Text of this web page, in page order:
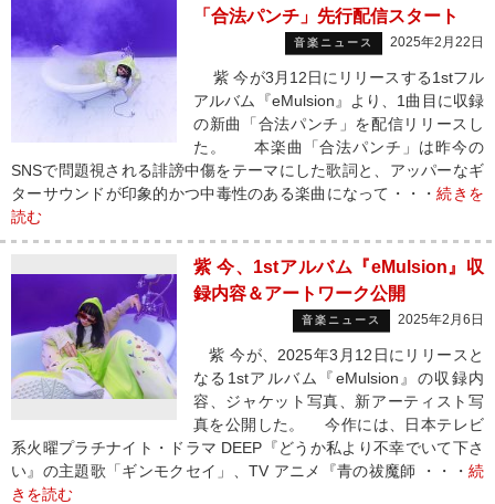
「合法パンチ」先行配信スタート
音楽ニュース 2025年2月22日
紫 今が3月12日にリリースする1stフル
アルバム『eMulsion』より、1曲目に収録
の新曲「合法パンチ」を配信リリースし
た。 本楽曲「合法パンチ」は昨今の
SNSで問題視される誹謗中傷をテーマにした歌詞と、アッパーなギ
ターサウンドが印象的かつ中毒性のある楽曲になって・・・続きを
読む
紫 今、1stアルバム『eMulsion』収
録内容＆アートワーク公開
音楽ニュース 2025年2月6日
紫 今が、2025年3月12日にリリースと
なる1stアルバム『eMulsion』の収録内
容、ジャケット写真、新アーティスト写
真を公開した。 今作には、日本テレビ
系火曜プラチナイト・ドラマ DEEP『どうか私より不幸でいて下さ
い』の主題歌「ギンモクセイ」、TV アニメ『青の祓魔師 ・・・ 続
きを読む